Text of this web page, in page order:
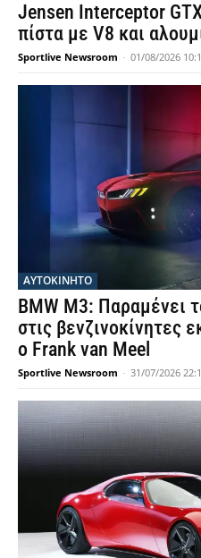
Jensen Interceptor
πίστα με V8 και
Sportlive Newsroom - 01/08/2026
ΑΥΤΟΚΙΝΗΤΟ
BMW M3: Παραμένει
στις βενζινοκίνητες
ο Frank van Meel
Sportlive Newsroom - 31/07/2026